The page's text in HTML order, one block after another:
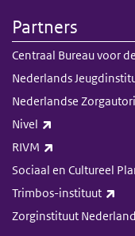
Partners
Centraal Bureau voor
Nederlands
Nederlandse
Nivel
RIVM
Sociaal en Cultureel
Trimbos-instituut
Zorginstituut Nederland